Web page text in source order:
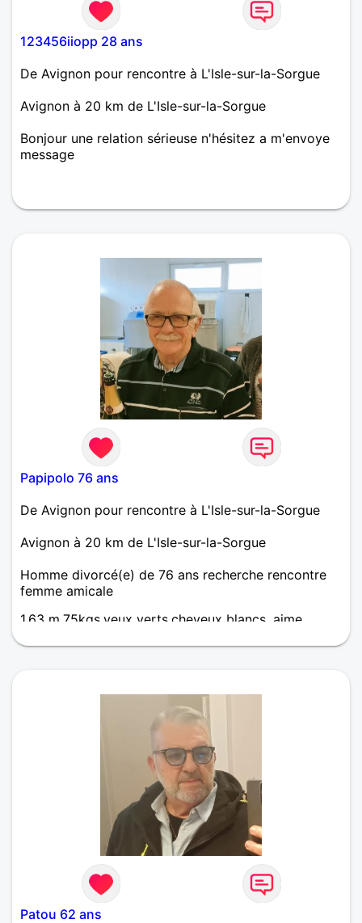
123456iiopp 28 ans
De Avignon pour rencontre à L'Isle-sur-la-Sorgue
Avignon à 20 km de L'Isle-sur-la-Sorgue
Bonjour une relation sérieuse n'hésitez a m'envoye
message
Papipolo 76 ans
De Avignon pour rencontre à L'Isle-sur-la-Sorgue
Avignon à 20 km de L'Isle-sur-la-Sorgue
Homme divorcé(e) de 76 ans recherche rencontre
femme amicale
1,63 m,75kgs,yeux verts,cheveux blancs, aime
câlins,
Patou 62 ans